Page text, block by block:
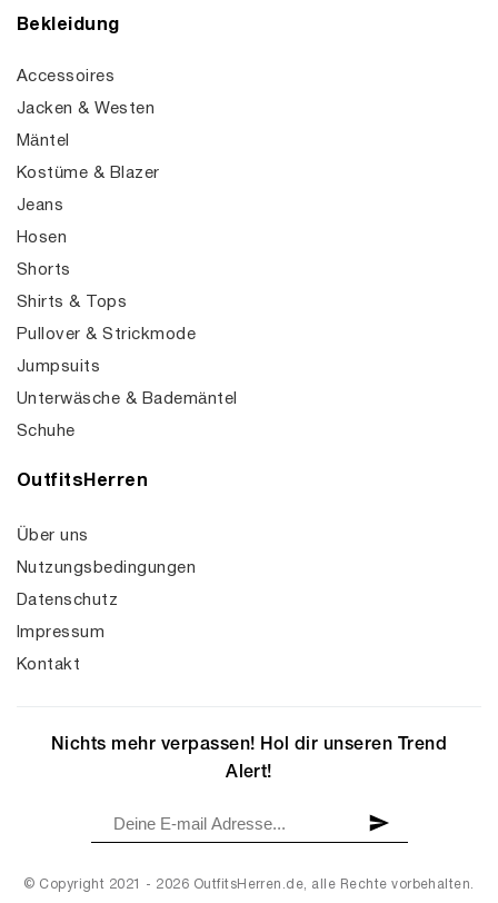
Bekleidung
Accessoires
Jacken & Westen
Mäntel
Kostüme & Blazer
Jeans
Hosen
Shorts
Shirts & Tops
Pullover & Strickmode
Jumpsuits
Unterwäsche & Bademäntel
Schuhe
OutfitsHerren
Über uns
Nutzungsbedingungen
Datenschutz
Impressum
Kontakt
© Copyright 2021 - 2026 OutfitsHerren.de, alle Rechte vorbehalten.
Nichts mehr verpassen! Hol dir unseren Trend
Alert!